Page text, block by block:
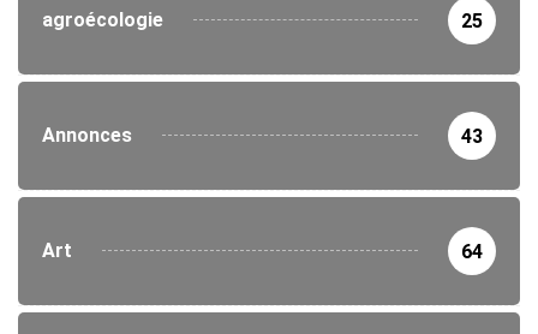
agroécologie 25
Annonces 43
Art 64